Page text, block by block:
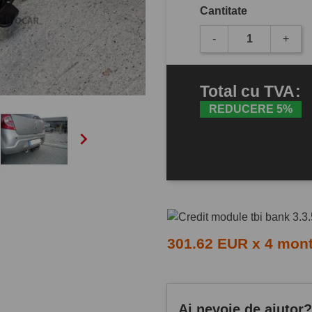

Cantitate
- +
Total cu TVA:
REDUCERE 5%
301.62 EUR x 4